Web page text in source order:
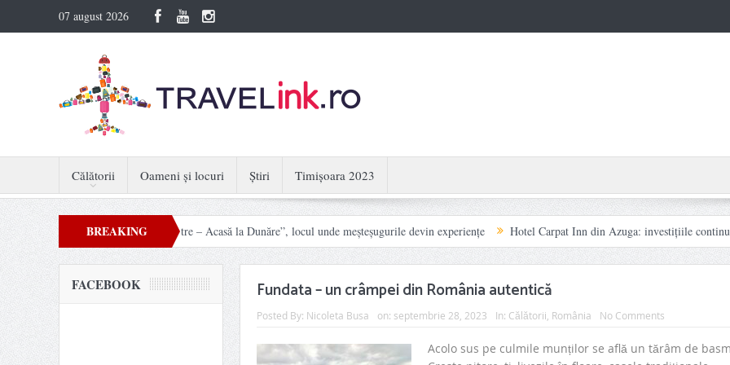
07 august 2026
Călătorii Oameni și locuri Știri Timișoara 2023
BREAKING
NEWS
nou viață. „Mâini Măiestre – Acasă la Dunăre”, locul unde meșteșugurile devin experiențe Hotel Carpat Inn din Azuga: investițiile continue
Fundata – un crâmpei din România autentică
Posted By: Nicoleta Busa on: septembrie 28, 2023 In: Călătorii România No Comments
Acolo sus pe culmile munților se află un tărâm de
FACEBOOK